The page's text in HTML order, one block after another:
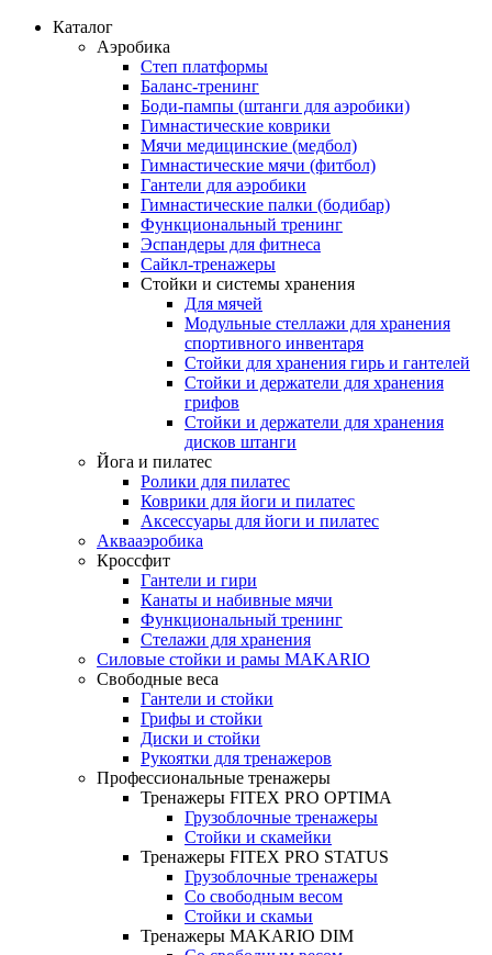
Каталог
Аэробика
Степ платформы
Баланс-тренинг
Боди-пампы (штанги для аэробики)
Гимнастические коврики
Мячи медицинские (медбол)
Гимнастические мячи (фитбол)
Гантели для аэробики
Гимнастические палки (бодибар)
Функциональный тренинг
Эспандеры для фитнеса
Сайкл-тренажеры
Стойки и системы хранения
Для мячей
Модульные стеллажи для хранения
спортивного инвентаря
Стойки для хранения гирь и гантелей
Стойки и держатели для хранения
грифов
Стойки и держатели для хранения
дисков штанги
Йога и пилатес
Ролики для пилатес
Коврики для йоги и пилатес
Аксессуары для йоги и пилатес
Аквааэробика
Кроссфит
Гантели и гири
Канаты и набивные мячи
Функциональный тренинг
Стелажи для хранения
Силовые стойки и рамы MAKARIO
Свободные веса
Гантели и стойки
Грифы и стойки
Диски и стойки
Рукоятки для тренажеров
Профессиональные тренажеры
Тренажеры FITEX PRO OPTIMA
Грузоблочные тренажеры
Стойки и скамейки
Тренажеры FITEX PRO STATUS
Грузоблочные тренажеры
Со свободным весом
Стойки и скамьи
Тренажеры MAKARIO DIM